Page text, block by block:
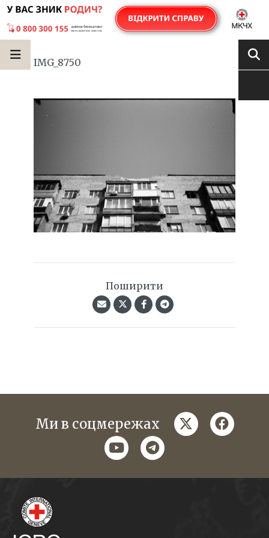
IMG_8750
Поширити
Ми в соцмережах twitter
youtubetelegram